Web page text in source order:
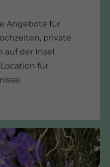
Angebote für
private
auf der Insel
für